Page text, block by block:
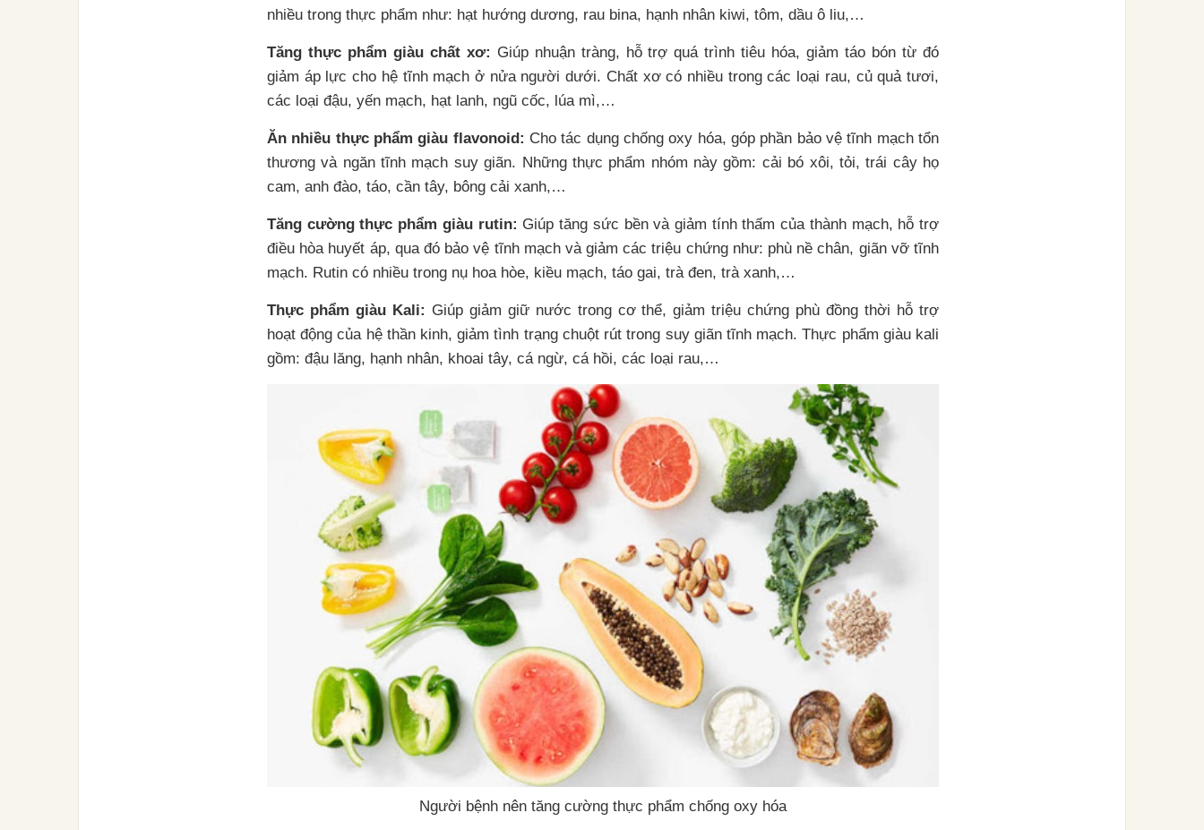
nhiều trong thực phẩm như: hạt hướng dương, rau bina, hạnh nhân kiwi, tôm, dầu ô liu,…
Tăng thực phẩm giàu chất xơ: Giúp nhuận tràng, hỗ trợ quá trình tiêu hóa, giảm táo bón từ đó
giảm áp lực cho hệ tĩnh mạch ở nửa người dưới. Chất xơ có nhiều trong các loại rau, củ quả tươi,
các loại đậu, yến mạch, hạt lanh, ngũ cốc, lúa mì,…
Ăn nhiều thực phẩm giàu flavonoid: Cho tác dụng chống oxy hóa, góp phần bảo vệ tĩnh mạch tổn
thương và ngăn tĩnh mạch suy giãn. Những thực phẩm nhóm này gồm: cải bó xôi, tỏi, trái cây họ
cam, anh đào, táo, cần tây, bông cải xanh,…
Tăng cường thực phẩm giàu rutin: Giúp tăng sức bền và giảm tính thấm của thành mạch, hỗ trợ
điều hòa huyết áp, qua đó bảo vệ tĩnh mạch và giảm các triệu chứng như: phù nề chân, giãn vỡ tĩnh
mạch. Rutin có nhiều trong nụ hoa hòe, kiều mạch, táo gai, trà đen, trà xanh,…
Thực phẩm giàu Kali: Giúp giảm giữ nước trong cơ thể, giảm triệu chứng phù đồng thời hỗ trợ
hoạt động của hệ thần kinh, giảm tình trạng chuột rút trong suy giãn tĩnh mạch. Thực phẩm giàu kali
gồm: đậu lăng, hạnh nhân, khoai tây, cá ngừ, cá hồi, các loại rau,…
Người bệnh nên tăng cường thực phẩm chống oxy hóa